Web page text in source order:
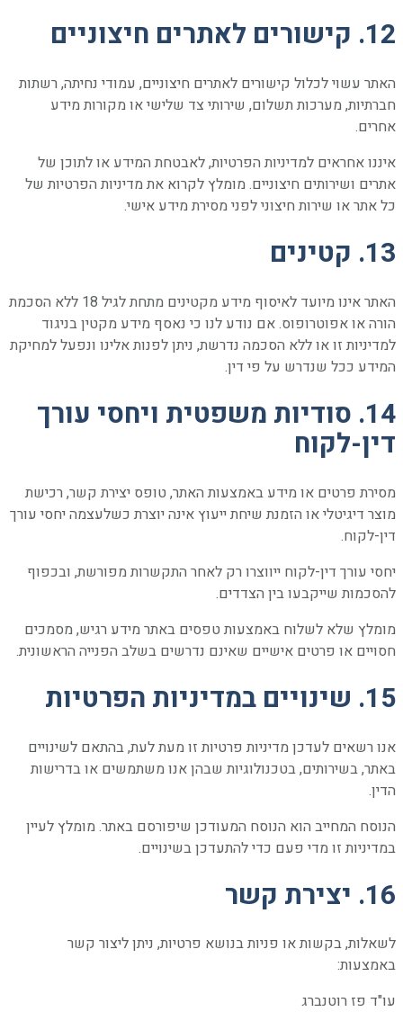
12. קישורים לאתרים חיצוניים
האתר עשוי לכלול קישורים לאתרים חיצוניים, עמודי נחיתה, רשתות
חברתיות, מערכות תשלום, שירותי צד שלישי או מקורות מידע
אחרים.
איננו אחראים למדיניות הפרטיות, לאבטחת המידע או לתוכן של
אתרים ושירותים חיצוניים. מומלץ לקרוא את מדיניות הפרטיות של
כל אתר או שירות חיצוני לפני מסירת מידע אישי.
13. קטינים
האתר אינו מיועד לאיסוף מידע מקטינים מתחת לגיל 18 ללא הסכמת
הורה או אפוטרופוס. אם נודע לנו כי נאסף מידע מקטין בניגוד
למדיניות זו או ללא הסכמה נדרשת, ניתן לפנות אלינו ונפעל למחיקת
המידע ככל שנדרש על פי דין.
14. סודיות משפטית ויחסי עורך
דין-לקוח
מסירת פרטים או מידע באמצעות האתר, טופס יצירת קשר, רכישת
מוצר דיגיטלי או הזמנת שיחת ייעוץ אינה יוצרת כשלעצמה יחסי עורך
דין-לקוח.
יחסי עורך דין-לקוח ייווצרו רק לאחר התקשרות מפורשת, ובכפוף
להסכמות שייקבעו בין הצדדים.
מומלץ שלא לשלוח באמצעות טפסים באתר מידע רגיש, מסמכים
חסויים או פרטים אישיים שאינם נדרשים בשלב הפנייה הראשונית.
15. שינויים במדיניות הפרטיות
אנו רשאים לעדכן מדיניות פרטיות זו מעת לעת, בהתאם לשינויים
באתר, בשירותים, בטכנולוגיות שבהן אנו משתמשים או בדרישות
הדין.
הנוסח המחייב הוא הנוסח המעודכן שיפורסם באתר. מומלץ לעיין
במדיניות זו מדי פעם כדי להתעדכן בשינויים.
16. יצירת קשר
לשאלות, בקשות או פניות בנושא פרטיות, ניתן ליצור קשר
באמצעות:
עו"ד פז רוטנברג